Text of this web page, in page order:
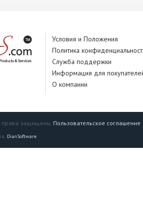
Условия и Положения
Политика
Служба поддержки
Информация для
О компании
права защищены. Пользовательское соглашение
DianSoftware